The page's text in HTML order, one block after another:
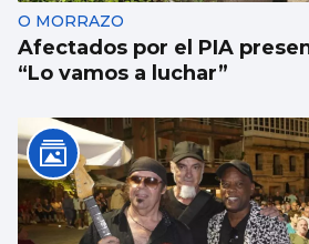
O MORRAZO
Afectados por el PIA
“Lo vamos a luchar”